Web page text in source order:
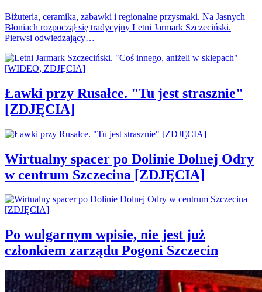
Biżuteria, ceramika, zabawki i regionalne przysmaki. Na Jasnych
Błoniach rozpoczął się tradycyjny Letni Jarmark Szczeciński.
Pierwsi odwiedzający…
Ławki przy Rusałce. "Tu jest strasznie"
[ZDJĘCIA]
Wirtualny spacer po Dolinie Dolnej Odry
w centrum Szczecina [ZDJĘCIA]
Po wulgarnym wpisie, nie jest już
członkiem zarządu Pogoni Szczecin